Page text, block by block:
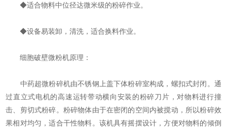
◆适合物料中位径达微米级的粉碎作业。
◆设备易装卸，清洗，适合换料作业。
细胞破壁微粉机原理：
中药超微粉碎机由不锈钢上盖下体粉碎室构成，螺扣式封闭。通
过直立式电机的高速运转带动横向安装的粉碎刀片，对物料进行撞
击、剪切式粉碎。粉碎物体由于在密闭的空间内被搅动，所以粉碎效
果相对均匀，适合干性物料。该机具有摇摆设计，方便对物料的倾倒